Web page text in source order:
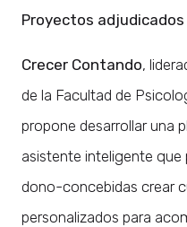
Proyectos adjudicados
Crecer Contando,
de la Facultad de
propone desarrollar una
asistente inteligente que
dono-concebidas crear
personalizados para